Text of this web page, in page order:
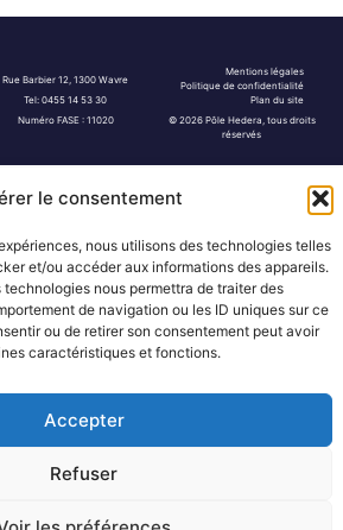
le consentement
nous utilisons des technologies telles
et/ou accéder aux informations des appareils.
nous permettra de traiter des
de navigation ou les ID uniques sur ce
ou de retirer son consentement peut avoir
caractéristiques et fonctions.
Accepter
Refuser
Rue Barbier 12, 1300 Wavre
Tel: 0455 14 53 30
Numéro FASE : 11020
Mentions légales
Politique de confidentialité
Plan du site
© 2026 Pôle Hedera, tous droits
réservés